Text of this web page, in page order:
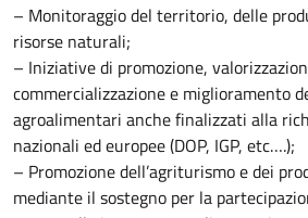
– Monitoraggio del territorio, delle
risorse naturali;
– Iniziative di promozione,
commercializzazione e miglioramento
agroalimentari anche finalizzati alla
nazionali ed europee (DOP, IGP, etc….);
– Promozione dell’agriturismo e dei
mediante il sostegno per la